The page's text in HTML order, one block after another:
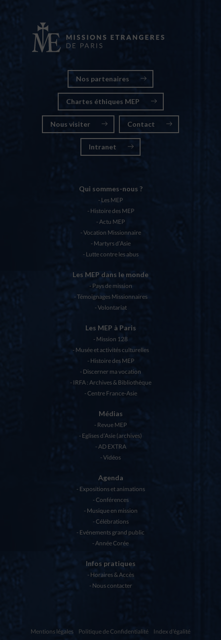
Nos partenaires
Chartes éthiques MEP
Nous visiter Contact
Intranet
Qui sommes-nous ?
Les MEP
Histoire des MEP
Actu MEP
Vocation Missionnaire
Martyrs d’Asie
Lutte contre les abus
Les MEP dans le monde
Pays de mission
Témoignages Missionnaires
Volontariat
Les MEP à Paris
Mission 128
Musée et activités culturelles
Histoire des MEP
Discerner ma vocation
IRFA : Archives & Bibliothèque
Centre France-Asie
Médias
Revue MEP
Eglises d’Asie (archives)
AD EXTRA
Vidéos
Agenda
Expositions et animations
Conférences
Musique en mission
Célébrations
Evénements grand public
Année Corée
Infos pratiques
Horaires & Accès
Nous contacter
Mentions légales Politique de Confidentialité
Index d'égalité